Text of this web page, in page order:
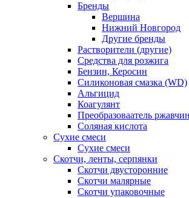
Бренды
Вершина
Нижний Новгород
Другие бренды
Растворители (другие)
Средства для розжига
Бензин, Керосин
Силиконовая смазка (WD)
Альгицид
Коагулянт
Преобразоваатель
Соляная кислота
Сухие смеси
Сухие смеси
Скотчи, ленты, серпянки
Скотчи двусторонние
Скотчи малярные
Скотчи упаковочные